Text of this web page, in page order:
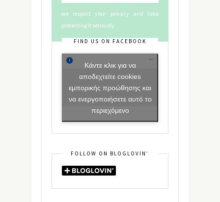
we respect your privacy and take
protecting it seriously
FIND US ON FACEBOOK
Κάντε κλικ για να
αποδεχτείτε cookies
εμπορικής προώθησης και
να ενεργοποιήσετε αυτό το
περιεχόμενο
FOLLOW ON BLOGLOVIN’